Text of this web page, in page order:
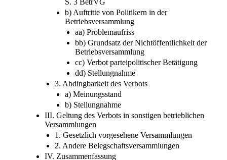
a) Anwendung der Grundsätze des § 74 Abs. 2
S. 3 BetrVG
b) Auftritte von Politikern in der
Betriebsversammlung
aa) Problemaufriss
bb) Grundsatz der Nichtöffentlichkeit der
Betriebsversammlung
cc) Verbot parteipolitischer Betätigung
dd) Stellungnahme
3. Abdingbarkeit des Verbots
a) Meinungsstand
b) Stellungnahme
III. Geltung des Verbots in sonstigen betrieblichen
Versammlungen
1. Gesetzlich vorgesehene Versammlungen
2. Andere Belegschaftsversammlungen